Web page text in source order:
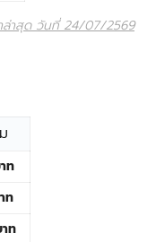
ล่าสุด วันที่ 24/07/2569
ท
ท
ท